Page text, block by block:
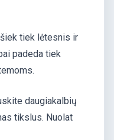
šiek tiek lėtesnis ir
padeda tiek
daugiakalbių
tikslus. Nuolat